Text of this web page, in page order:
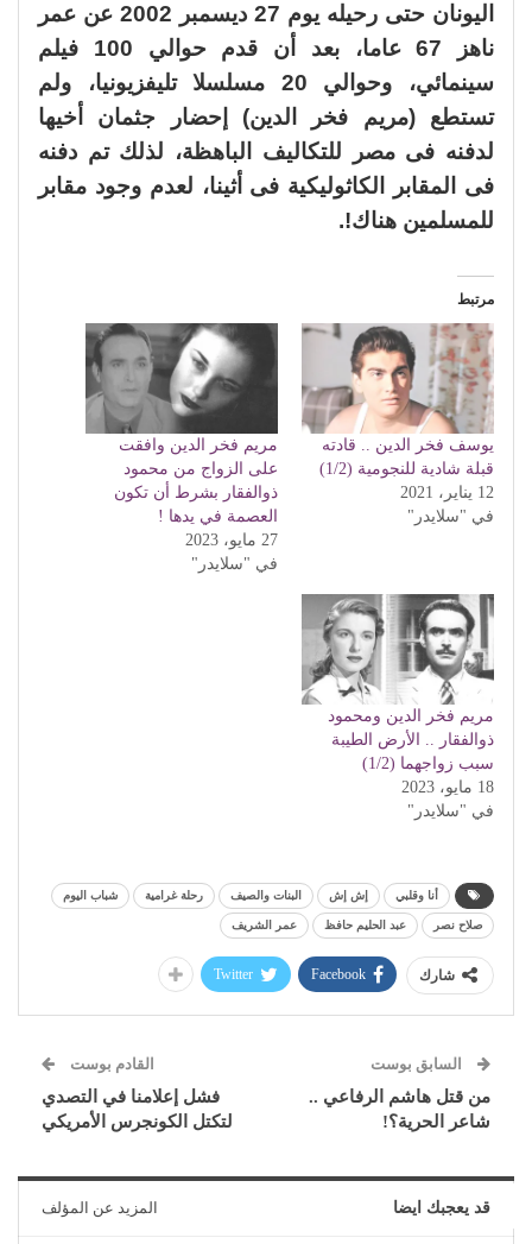
اليونان حتى رحيله يوم 27 ديسمبر 2002 عن عمر
ناهز 67 عاما، بعد أن قدم حوالي 100 فيلم
سينمائي، وحوالي 20 مسلسلا تليفزيونيا، ولم
تستطع (مريم فخر الدين) إحضار جثمان أخيها
لدفنه فى مصر للتكاليف الباهظة، لذلك تم دفنه
فى المقابر الكاثوليكية فى أثينا، لعدم وجود مقابر
للمسلمين هناك!.
مرتبط
يوسف فخر الدين .. قادته
قبلة شادية للنجومية (1/2)
12 يناير، 2021
في "سلايدر"
مريم فخر الدين وافقت
على الزواج من محمود
ذوالفقار بشرط أن تكون
العصمة في يدها !
27 مايو، 2023
في "سلايدر"
مريم فخر الدين ومحمود
ذوالفقار .. الأرض الطيبة
سبب زواجهما (1/2)
18 مايو، 2023
في "سلايدر"
أنا وقلبي إش إش البنات والصيف رحلة غرامية شباب اليوم
صلاح نصر عبد الحليم حافظ عمر الشريف
شارك Facebook
Twitter
السابق بوست
من قتل هاشم الرفاعي ..
شاعر الحرية؟!
القادم بوست
فشل إعلامنا في التصدي
لتكتل الكونجرس الأمريكي
قد يعجبك ايضا المزيد عن المؤلف